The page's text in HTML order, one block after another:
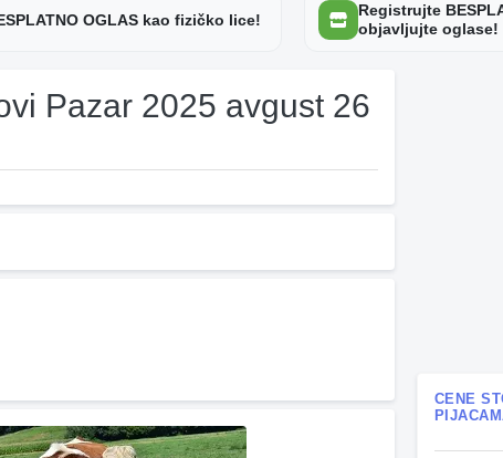
OGLAS kao fizičko lice!
Registrujte
objavljujte oglase!
Pazar 2025 avgust 26
CENE